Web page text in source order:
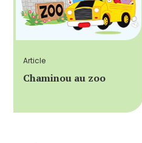
Article
Chaminou au zoo